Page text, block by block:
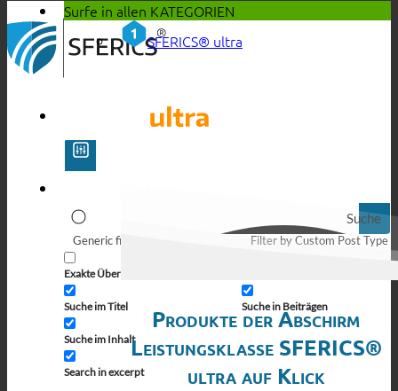
Suche
Generic filters
Exakte Übereinstimmung
Suche im Titel
Suche im Inhalt
Search in excerpt
Filter by Custom Post Type
Suche in Beiträgen
Surfe in allen KATEGORIEN
SFERICS® ultra
Produkte der Abschirm
Leistungsklasse SFERICS®
ultra auf Klick